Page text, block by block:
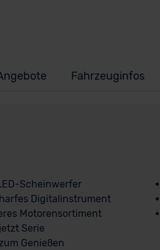
Fahrzeuginfos
Scheinwerfer
Digitalinstrument
Motorensortiment
Serie
Genießen